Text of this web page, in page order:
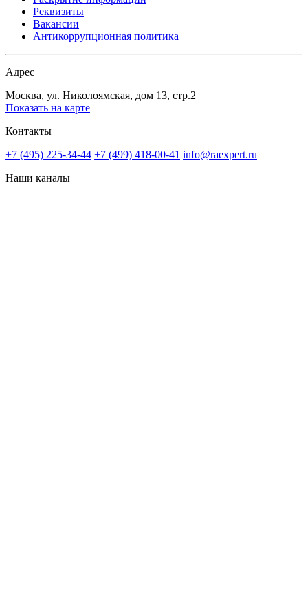
Реквизиты
Вакансии
Антикоррупционная политика
Адрес
Москва, ул. Николоямская, дом 13, стр.2
Показать на карте
Контакты
+7 (495) 225-34-44 +7 (499) 418-00-41 info@raexpert.ru
Наши каналы